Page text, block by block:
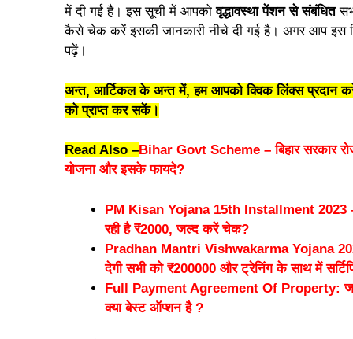
में दी गई है। इस सूची में आपकोवृद्धावस्था पेंशन से संबंधित
कैसे चेक करें इसकी जानकारी नीचे दी गई है। अगर आप इस
पढ़ें।
अन्त, आर्टिकल के अन्त में, हम आपको क्विक लिंक्स प्रदान
को प्राप्त कर सकें।
Read Also –Bihar Govt Scheme – बिहार सरकार
योजना और इसके फायदे?
PM Kisan Yojana 15th Installment 2023 –
रही है ₹2000, जल्द करें चेक?
Pradhan Mantri Vishwakarma Yojana
देगी सभी को ₹200000 और ट्रेनिंग के साथ में
Full Payment Agreement Of Property:
क्या बेस्ट ऑप्शन है ?